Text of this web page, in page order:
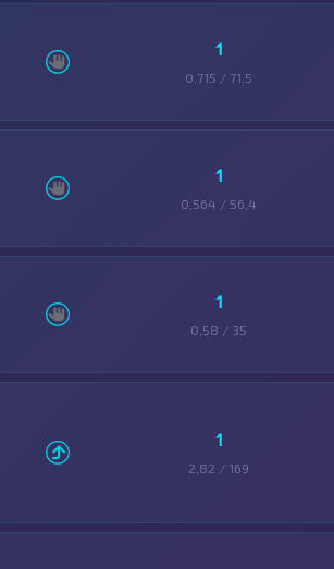
1
0,715 / 71,5
1
0,564 / 56,4
1
0,58 / 35
1
2,82 / 169